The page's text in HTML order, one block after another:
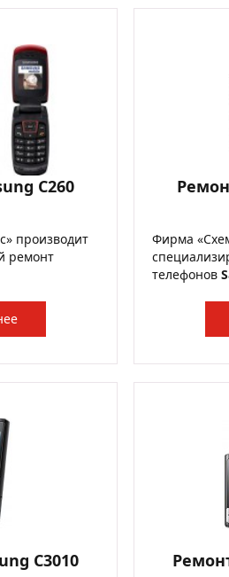
C260
производит
ремонт
Фирма
телефонов
C3010